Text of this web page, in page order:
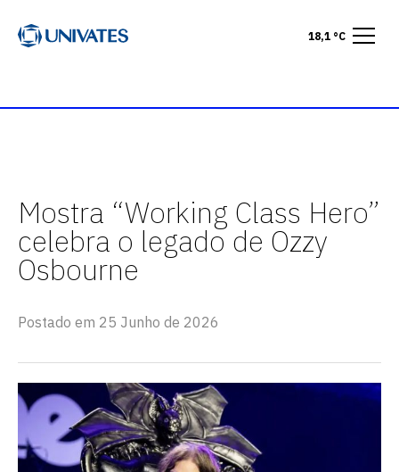
18,1 °C
Mostra “Working Class Hero”
celebra o legado de Ozzy
Osbourne
Postado em 25 Junho de 2026